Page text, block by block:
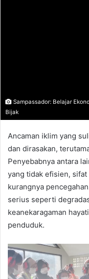
Sampassador: Belajar
Bijak
Ancaman iklim yang
dan dirasakan,
Penyebabnya antara
yang tidak efisien,
kurangnya
serius seperti
keanekaragaman
penduduk.